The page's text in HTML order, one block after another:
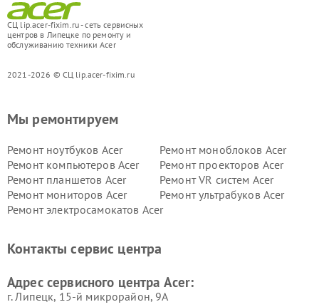
СЦ lip.acer-fixim.ru - сеть сервисных
центров в Липецке по ремонту и
обслуживанию техники Acer
2021-2026 © СЦ lip.acer-fixim.ru
Мы ремонтируем
Ремонт ноутбуков Acer
Ремонт моноблоков Acer
Ремонт компьютеров Acer
Ремонт проекторов Acer
Ремонт планшетов Acer
Ремонт VR систем Acer
Ремонт мониторов Acer
Ремонт ультрабуков Acer
Ремонт электросамокатов Acer
Контакты сервис центра
Адрес сервисного центра Acer:
г. Липецк, 15-й микрорайон, 9А